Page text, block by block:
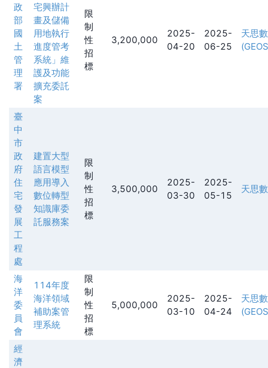
政
部
國
土
管
理
署
宅興辦計
畫及儲備
用地執行
進度管考
系統」維
護及功能
擴充委託
案
限
制
性
招
標
3,200,000
2025-
04-20
2025-
06-25
天思
臺
中
市
政
府
住
宅
發
展
工
程
處
建置大型
語言模型
應用導入
數位轉型
知識庫委
託服務案
限
制
性
招
標
3,500,000
2025-
03-30
2025-
05-15
天思
海
洋
委
員
會
114年度
海洋領域
補助案管
理系統
限
制
性
招
標
5,000,000
2025-
03-10
2025-
04-24
天思
經
濟